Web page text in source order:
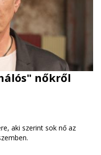
nőkről
aki szerint sok nő az